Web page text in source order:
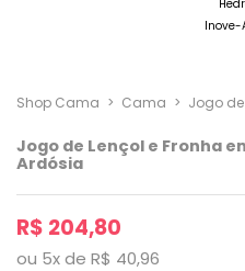
Shop Cama > Cama > Jogo
Jogo de Lençol e Fronha
Ardósia
R$ 204,80
ou 5xde R$ 40,96